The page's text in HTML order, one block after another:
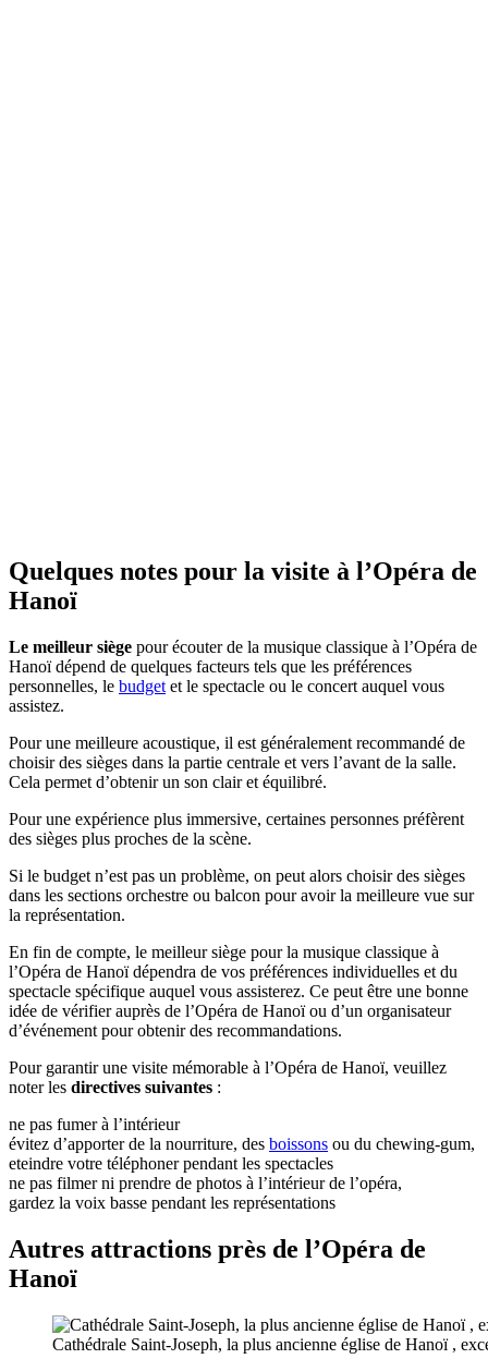
Quelques notes pour la visite à l’Opéra de
Hanoï
Le meilleur siège pour écouter de la musique classique à l’Opéra de
Hanoï dépend de quelques facteurs tels que les préférences
personnelles, le budget et le spectacle ou le concert auquel vous
assistez.
Pour une meilleure acoustique, il est généralement recommandé de
choisir des sièges dans la partie centrale et vers l’avant de la salle.
Cela permet d’obtenir un son clair et équilibré.
Pour une expérience plus immersive, certaines personnes préfèrent
des sièges plus proches de la scène.
Si le budget n’est pas un problème, on peut alors choisir des sièges
dans les sections orchestre ou balcon pour avoir la meilleure vue sur
la représentation.
En fin de compte, le meilleur siège pour la musique classique à
l’Opéra de Hanoï dépendra de vos préférences individuelles et du
spectacle spécifique auquel vous assisterez. Ce peut être une bonne
idée de vérifier auprès de l’Opéra de Hanoï ou d’un organisateur
d’événement pour obtenir des recommandations.
Pour garantir une visite mémorable à l’Opéra de Hanoï, veuillez
noter les directives suivantes :
ne pas fumer à l’intérieur
évitez d’apporter de la nourriture, des boissons ou du chewing-gum,
eteindre votre téléphoner pendant les spectacles
ne pas filmer ni prendre de photos à l’intérieur de l’opéra,
gardez la voix basse pendant les représentations
Autres attractions près de l’Opéra de
Hanoï
Cathédrale Saint-Joseph, la plus ancienne église de Hanoï ,